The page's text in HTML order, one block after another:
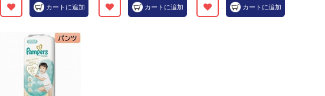
カートに追加 カートに追加 カートに追加